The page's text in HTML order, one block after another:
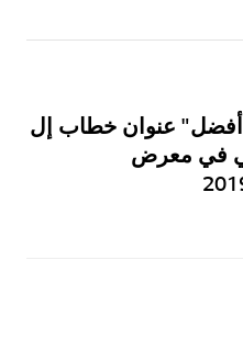
أفضل" عنوان خطاب إل
في معرض